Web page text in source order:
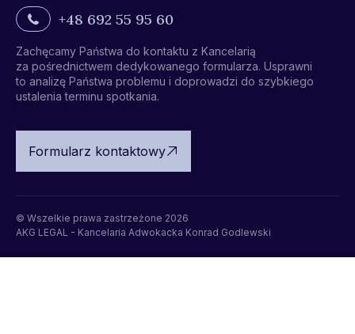
+48 692 55 95 60
Zachęcamy Państwa do kontaktu z Kancelarią
za pośrednictwem dedykowanego formularza. Usprawni
to analizę Państwa problemu i doprowadzi do szybkiego
ustalenia terminu spotkania.
Formularz kontaktowy
© Wszelkie prawa zastrzeżone 2026
AKG LEGAL - Kancelaria Adwokacka Konrad Godlewski